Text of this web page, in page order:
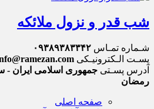
شب قدر و نزول ملائکه
شـماره تمـاس ۰۹۳۸۹۳۸۳۳۴۲
پسـت الـکترونیـکی
آدرس پسـتی جمهوری اسلامی ایران -
رمضان
صفحه اصلی